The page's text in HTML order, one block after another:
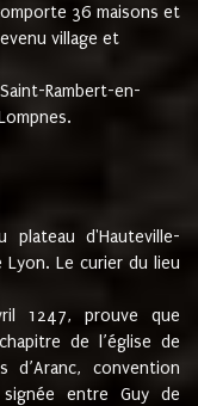
36 maisons et
village et
Rambert-en-
plateau d'Hauteville-
Lyon. Le curier du lieu
1247, prouve que
de l’église de
d’Aranc, convention
entre Guy de